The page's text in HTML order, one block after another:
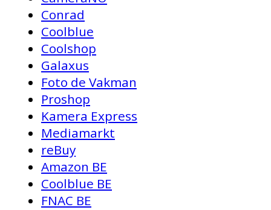
Conrad
Coolblue
Coolshop
Galaxus
Foto de Vakman
Proshop
Kamera Express
Mediamarkt
reBuy
Amazon BE
Coolblue BE
FNAC BE